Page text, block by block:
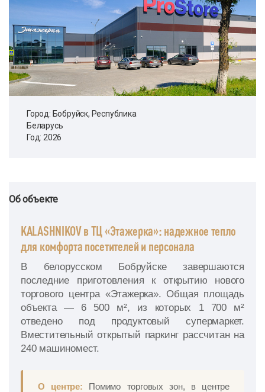
Город: Бобруйск, Республика
Беларусь
Год: 2026
Об объекте
KALASHNIKOV в ТЦ «Этажерка»: надежное тепло
для комфорта посетителей и персонала
В белорусском Бобруйске завершаются
последние приготовления к открытию нового
торгового центра «Этажерка». Общая площадь
объекта — 6 500 м², из которых 1 700 м²
отведено под продуктовый супермаркет.
Вместительный открытый паркинг рассчитан на
240 машиномест.
О центре: Помимо торговых зон, в центре